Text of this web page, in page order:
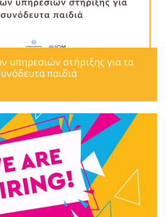
υπηρεσιών στήριξης για τα
παιδιά